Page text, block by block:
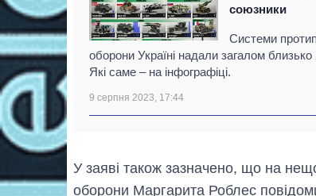
союзники
Системи
оборони Україні надали загалом близько
Які саме – на інфографіці.
9 серпня 2023, 17:44
У заяві також зазначено, що на
оборони Маргарита Роблес